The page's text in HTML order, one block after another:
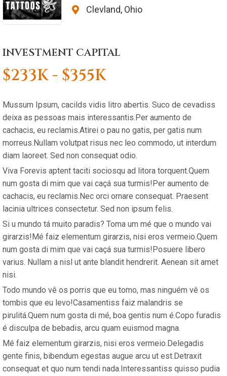
Clevland, Ohio
INVESTMENT CAPITAL
$233K - $355K
Mussum Ipsum, cacilds vidis litro abertis. Suco de cevadiss
deixa as pessoas mais interessantis.Per aumento de
cachacis, eu reclamis.Atirei o pau no gatis, per gatis num
morreus.Nullam volutpat risus nec leo commodo, ut interdum
diam laoreet. Sed non consequat odio.
Viva Forevis aptent taciti sociosqu ad litora torquent.Quem
num gosta di mim que vai caçá sua turmis!Per aumento de
cachacis, eu reclamis.Nec orci ornare consequat. Praesent
lacinia ultrices consectetur. Sed non ipsum felis.
Si u mundo tá muito paradis? Toma um mé que o mundo vai
girarzis!Mé faiz elementum girarzis, nisi eros vermeio.Quem
num gosta di mim que vai caçá sua turmis!Posuere libero
varius. Nullam a nisl ut ante blandit hendrerit. Aenean sit amet
nisi.
Todo mundo vê os porris que eu tomo, mas ninguém vê os
tombis que eu levo!Casamentiss faiz malandris se
pirulitá.Quem num gosta di mé, boa gentis num é.Copo furadis
é disculpa de bebadis, arcu quam euismod magna.
Mé faiz elementum girarzis, nisi eros vermeio.Delegadis
gente finis, bibendum egestas augue arcu ut est.Detraxit
consequat et quo num tendi nada.Interessantiss quisso pudia